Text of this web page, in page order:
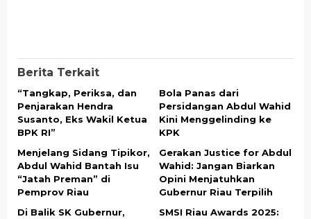
Berita Terkait
“Tangkap, Periksa, dan
Penjarakan Hendra
Susanto, Eks Wakil Ketua
BPK RI”
Bola Panas dari
Persidangan Abdul Wahid
Kini Menggelinding ke
KPK
Menjelang Sidang Tipikor,
Abdul Wahid Bantah Isu
“Jatah Preman” di
Pemprov Riau
Gerakan Justice for Abdul
Wahid: Jangan Biarkan
Opini Menjatuhkan
Gubernur Riau Terpilih
Di Balik SK Gubernur,
SMSI Riau Awards 2025: